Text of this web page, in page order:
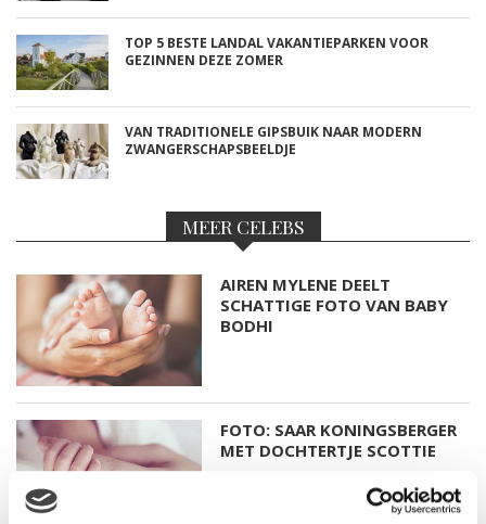
TOP 5 BESTE LANDAL VAKANTIEPARKEN VOOR
GEZINNEN DEZE ZOMER
VAN TRADITIONELE GIPSBUIK NAAR MODERN
ZWANGERSCHAPSBEELDJE
MEER CELEBS
AIREN MYLENE DEELT
SCHATTIGE FOTO VAN BABY
BODHI
FOTO: SAAR KONINGSBERGER
MET DOCHTERTJE SCOTTIE